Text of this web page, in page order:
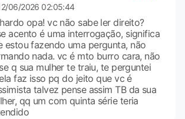
06/2026 02:05:44
opa! vc não sabe ler direito?
acento é uma interrogação, significa
estou fazendo uma pergunta, não
nada. vc é mto burro cara, não
q sua mulher te traiu, te perguntei
faz isso pq do jeito que vc é
talvez pense assim TB da sua
qq um com quinta série teria